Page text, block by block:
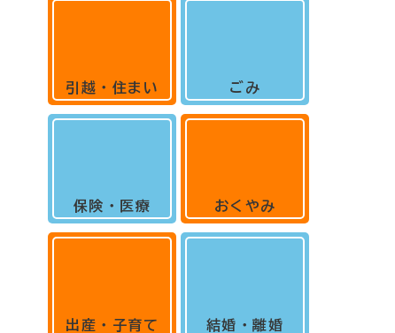
引越・住まい
保険・医療
出産・子育て
ごみ
おくやみ
結婚・離婚